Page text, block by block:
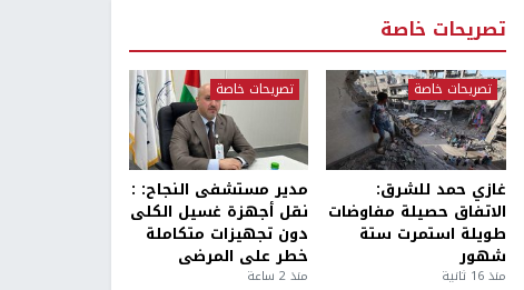
تصريحات خاصة
تصريحات خاصة
غازي حمد للشرق:
الاتفاق حصيلة مفاوضات
طويلة استمرت ستة
شهور
منذ 16 ثانية
تصريحات خاصة
مدير مستشفى النجاح: :
نقل أجهزة غسيل الكلى
دون تجهيزات متكاملة
خطر على المرضى
منذ 2 ساعة